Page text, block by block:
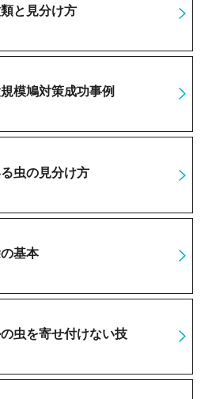
と見分け方
模鳩対策成功事例
虫の見分け方
基本
虫を寄せ付けない技